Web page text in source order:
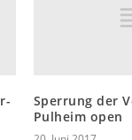
Sperrung der
Pulheim open